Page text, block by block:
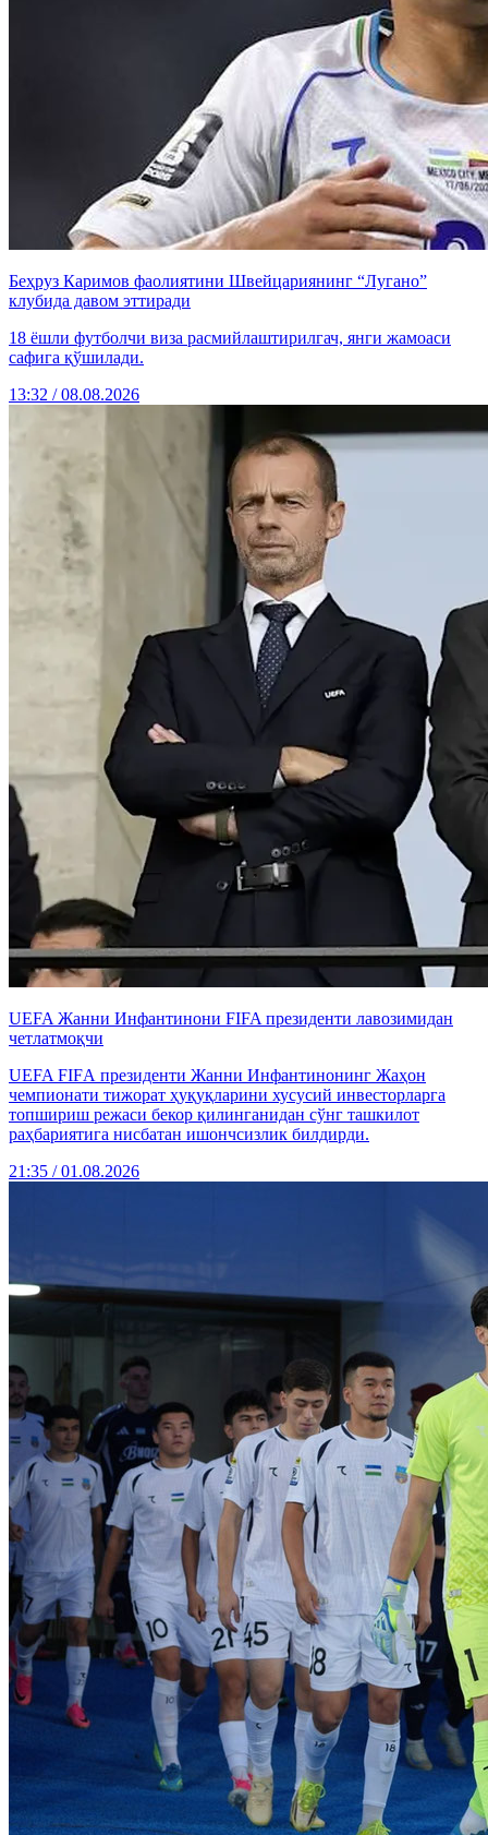
Беҳруз Каримов фаолиятини Швейцариянинг “Лугано”
клубида давом эттиради
18 ёшли футболчи виза расмийлаштирилгач, янги жамоаси
сафига қўшилади.
13:32 / 08.08.2026
UEFA Жанни Инфантинони FIFA президенти лавозимидан
четлатмоқчи
UEFA FIFА президенти Жанни Инфантинонинг Жаҳон
чемпионати тижорат ҳуқуқларини хусусий инвесторларга
топшириш режаси бекор қилинганидан сўнг ташкилот
раҳбариятига нисбатан ишончсизлик билдирди.
21:35 / 01.08.2026